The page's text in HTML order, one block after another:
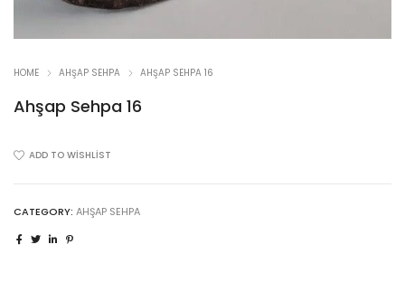
HOME AHŞAP SEHPA AHŞAP SEHPA 16
Ahşap Sehpa 16
ADD TO WISHLIST
CATEGORY: AHŞAP SEHPA